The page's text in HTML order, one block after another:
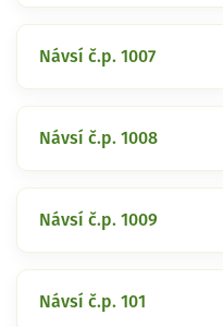
Návsí č.p. 1007
Návsí č.p. 1008
Návsí č.p. 1009
Návsí č.p. 101